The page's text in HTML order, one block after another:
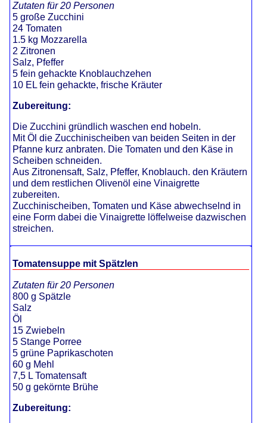
Zutaten für 20 Personen
5 große Zucchini
24 Tomaten
1.5 kg Mozzarella
2 Zitronen
Salz, Pfeffer
5 fein gehackte Knoblauchzehen
10 EL fein gehackte, frische Kräuter
Zubereitung:
Die Zucchini gründlich waschen end hobeln.
Mit Öl die Zucchinischeiben van beiden Seiten in der
Pfanne kurz anbraten. Die Tomaten und den Käse in
Scheiben schneiden.
Aus Zitronensaft, Salz, Pfeffer, Knoblauch. den Kräutern
und dem restlichen Olivenöl eine Vinaigrette
zubereiten.
Zucchinischeiben, Tomaten und Käse abwechselnd in
eine Form dabei die Vinaigrette löffelweise dazwischen
streichen.
Tomatensuppe mit Spätzlen
Zutaten für 20 Personen
800 g Spätzle
Salz
Öl
15 Zwiebeln
5 Stange Porree
5 grüne Paprikaschoten
60 g Mehl
7,5 L Tomatensaft
50 g gekörnte Brühe
Zubereitung: